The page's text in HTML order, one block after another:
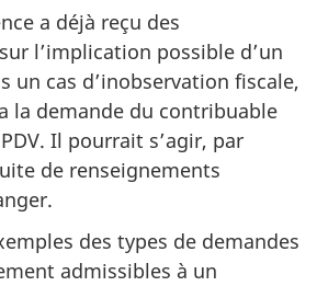
a déjà reçu des
l’implication possible d’un
un cas d’inobservation fiscale,
la demande du contribuable
Il pourrait s’agir, par
de renseignements
des types de demandes
admissibles à un